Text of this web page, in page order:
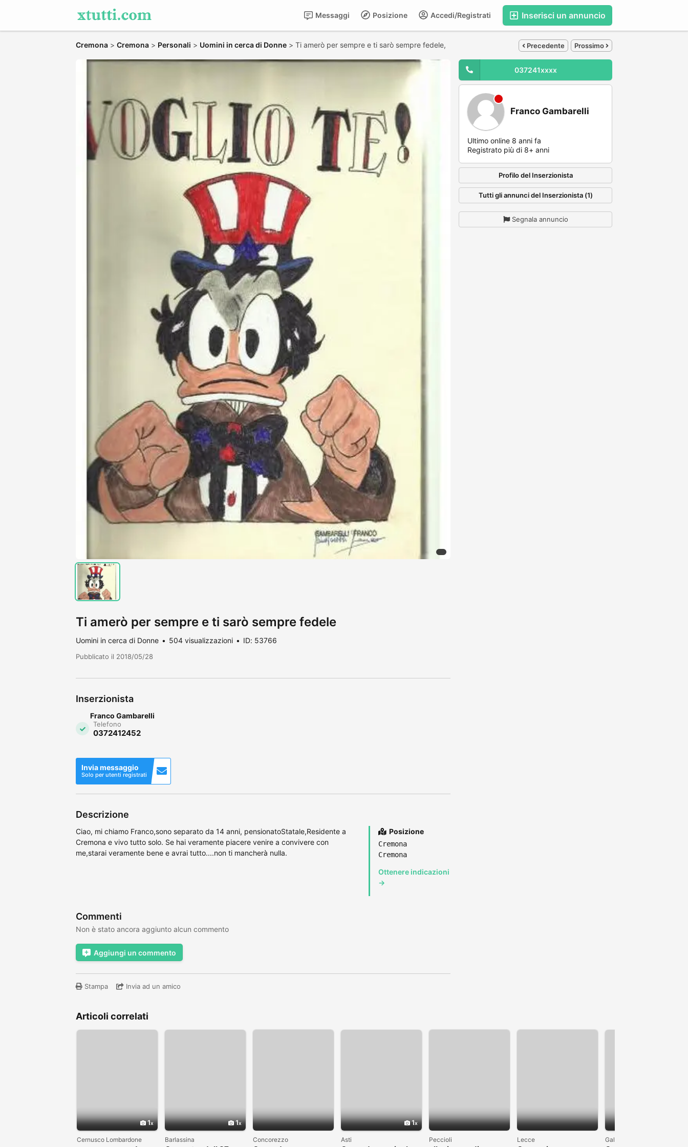
Inserisci un annuncio
Accedi/Registrati
Posizione
Messaggi
Cremona > Cremona > Personali > Uomini in cerca di Donne > Ti amerò per sempre e ti sarò sempre fedele, Precedente Prossimo
Ti amerò per sempre e ti sarò sempre fedele
Uomini in cerca di Donne 504 visualizzazioni ID: 53766
Pubblicato il 2018/05/28
Inserzionista
Franco Gambarelli
Telefono
0372412452
Invia messaggio
Solo per utenti registrati
Descrizione
Ciao, mi chiamo Franco,sono separato da 14 anni, pensionatoStatale,Residente a
Cremona e vivo tutto solo. Se hai veramente piacere venire a convivere con
me,starai veramente bene e avrai tutto....non ti mancherà nulla.
Posizione
Cremona
Cremona
Ottenere indicazioni
→
Commenti
Non è stato ancora aggiunto alcun commento
Aggiungi un commento
Stampa Invia ad un amico
037241xxxx
Franco Gambarelli
Ultimo online 8 anni fa
Registrato più di 8+ anni
Profilo del Inserzionista
Tutti gli annunci del Inserzionista (1)
Segnala annuncio
Articoli correlati
1
Cernusco Lombardone
1
Barlassina Concorezzo
1
Asti Peccioli Lecce Galatina